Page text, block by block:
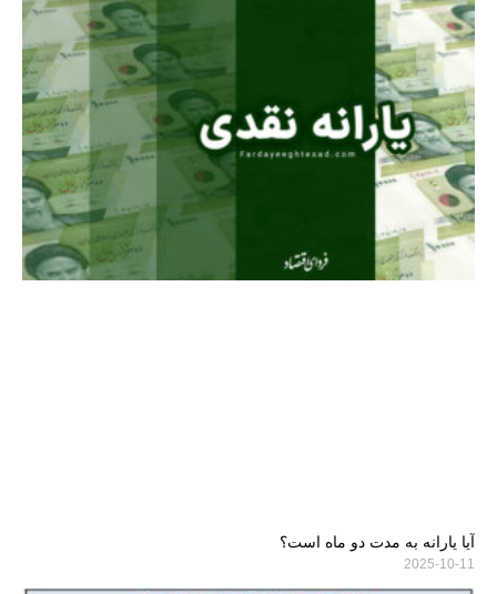
آیا یارانه به مدت دو ماه است؟
2025-10-11